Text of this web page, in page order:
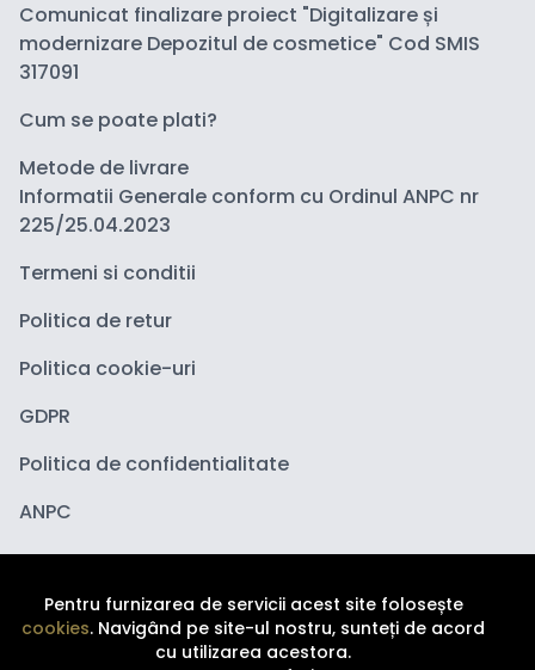
Comunicat finalizare proiect "Digitalizare și
modernizare Depozitul de cosmetice" Cod SMIS
317091
Cum se poate plati?
Metode de livrare
Informatii Generale conform cu Ordinul ANPC nr
225/25.04.2023
Termeni si conditii
Politica de retur
Politica cookie-uri
GDPR
Politica de confidentialitate
ANPC
Pentru furnizarea de servicii acest site folosește
cookies. Navigând pe site-ul nostru, sunteți de acord
cu utilizarea acestora.